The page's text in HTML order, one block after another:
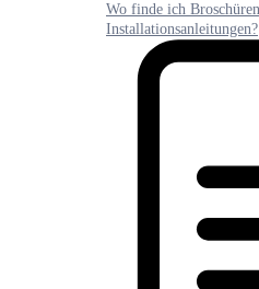
Wo finde ich
Installationsanleitungen?